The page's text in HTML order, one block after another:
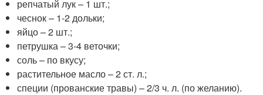
репчатый лук – 1 шт.;
чеснок – 1-2 дольки;
яйцо – 2 шт.;
петрушка – 3-4 веточки;
соль – по вкусу;
растительное масло – 2 ст. л.;
специи (прованские травы) – 2/3 ч. л. (по желанию).